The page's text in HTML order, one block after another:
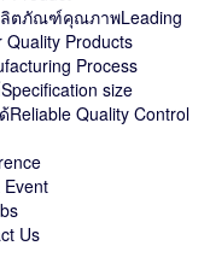
ลิตภัณฑ์คุณภาพLeading
Quality Products
Process
Specification size
Reliable Quality Control
Event
Us